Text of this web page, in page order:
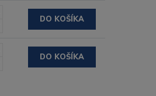
DO KOŠÍKA
DO KOŠÍKA